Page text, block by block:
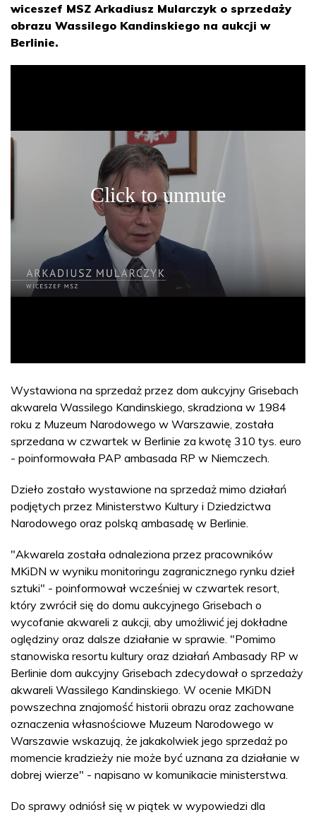
wiceszef MSZ Arkadiusz Mularczyk o sprzedaży
obrazu Wassilego Kandinskiego na aukcji w
Berlinie.
Wystawiona na sprzedaż przez dom aukcyjny Grisebach
akwarela Wassilego Kandinskiego, skradziona w 1984
roku z Muzeum Narodowego w Warszawie, została
sprzedana w czwartek w Berlinie za kwotę 310 tys. euro
- poinformowała PAP ambasada RP w Niemczech.
Dzieło zostało wystawione na sprzedaż mimo działań
podjętych przez Ministerstwo Kultury i Dziedzictwa
Narodowego oraz polską ambasadę w Berlinie.
"Akwarela została odnaleziona przez pracowników
MKiDN w wyniku monitoringu zagranicznego rynku dzieł
sztuki" - poinformował wcześniej w czwartek resort,
który zwrócił się do domu aukcyjnego Grisebach o
wycofanie akwareli z aukcji, aby umożliwić jej dokładne
oględziny oraz dalsze działanie w sprawie. "Pomimo
stanowiska resortu kultury oraz działań Ambasady RP w
Berlinie dom aukcyjny Grisebach zdecydował o sprzedaży
akwareli Wassilego Kandinskiego. W ocenie MKiDN
powszechna znajomość historii obrazu oraz zachowane
oznaczenia własnościowe Muzeum Narodowego w
Warszawie wskazują, że jakakolwiek jego sprzedaż po
momencie kradzieży nie może być uznana za działanie w
dobrej wierze" - napisano w komunikacie ministerstwa.
Do sprawy odniósł się w piątek w wypowiedzi dla